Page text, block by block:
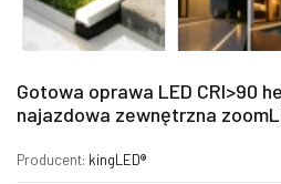
Gotowa oprawa LED CRI>90
najazdowa zewnętrzna
Producent: kingLED®